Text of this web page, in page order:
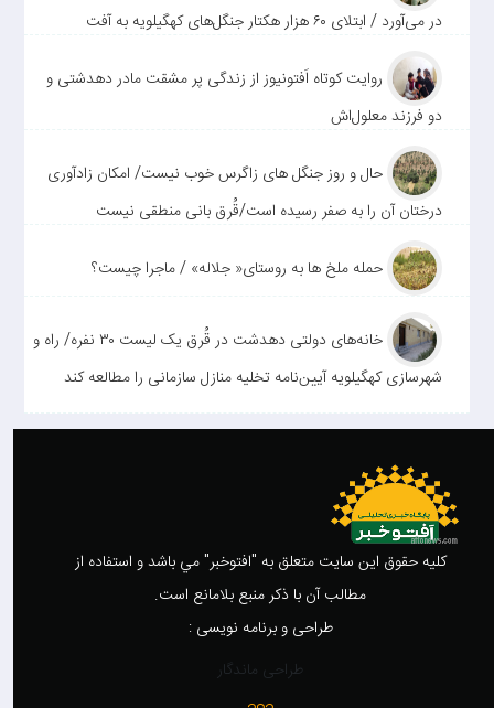
در می‌آورد / ابتلای ۶۰ هزار هکتار جنگل‌های کهگیلویه به آفت
روایت کوتاه اَفتونیوز از زندگی پر مشقت مادر دهدشتی و
دو فرزند معلول‌اش
حال و روز جنگل های زاگرس خوب نیست/ امکان زادآوری
درختان آن را به صفر رسیده است/قُرق بانی منطقی نیست
حمله ملخ ها به روستای« جلاله» / ماجرا چیست؟
خانه‌های دولتی دهدشت در قُرق یک لیست ۳۰ نفره/ راه و
شهرسازی کهگیلویه آیین‌نامه تخلیه منازل سازمانی را مطالعه کند
کليه حقوق اين سايت متعلق به "افتوخبر" مي باشد و استفاده از
مطالب آن با ذکر منبع بلامانع است.
طراحی و برنامه نویسی :
طراحی ماندگار